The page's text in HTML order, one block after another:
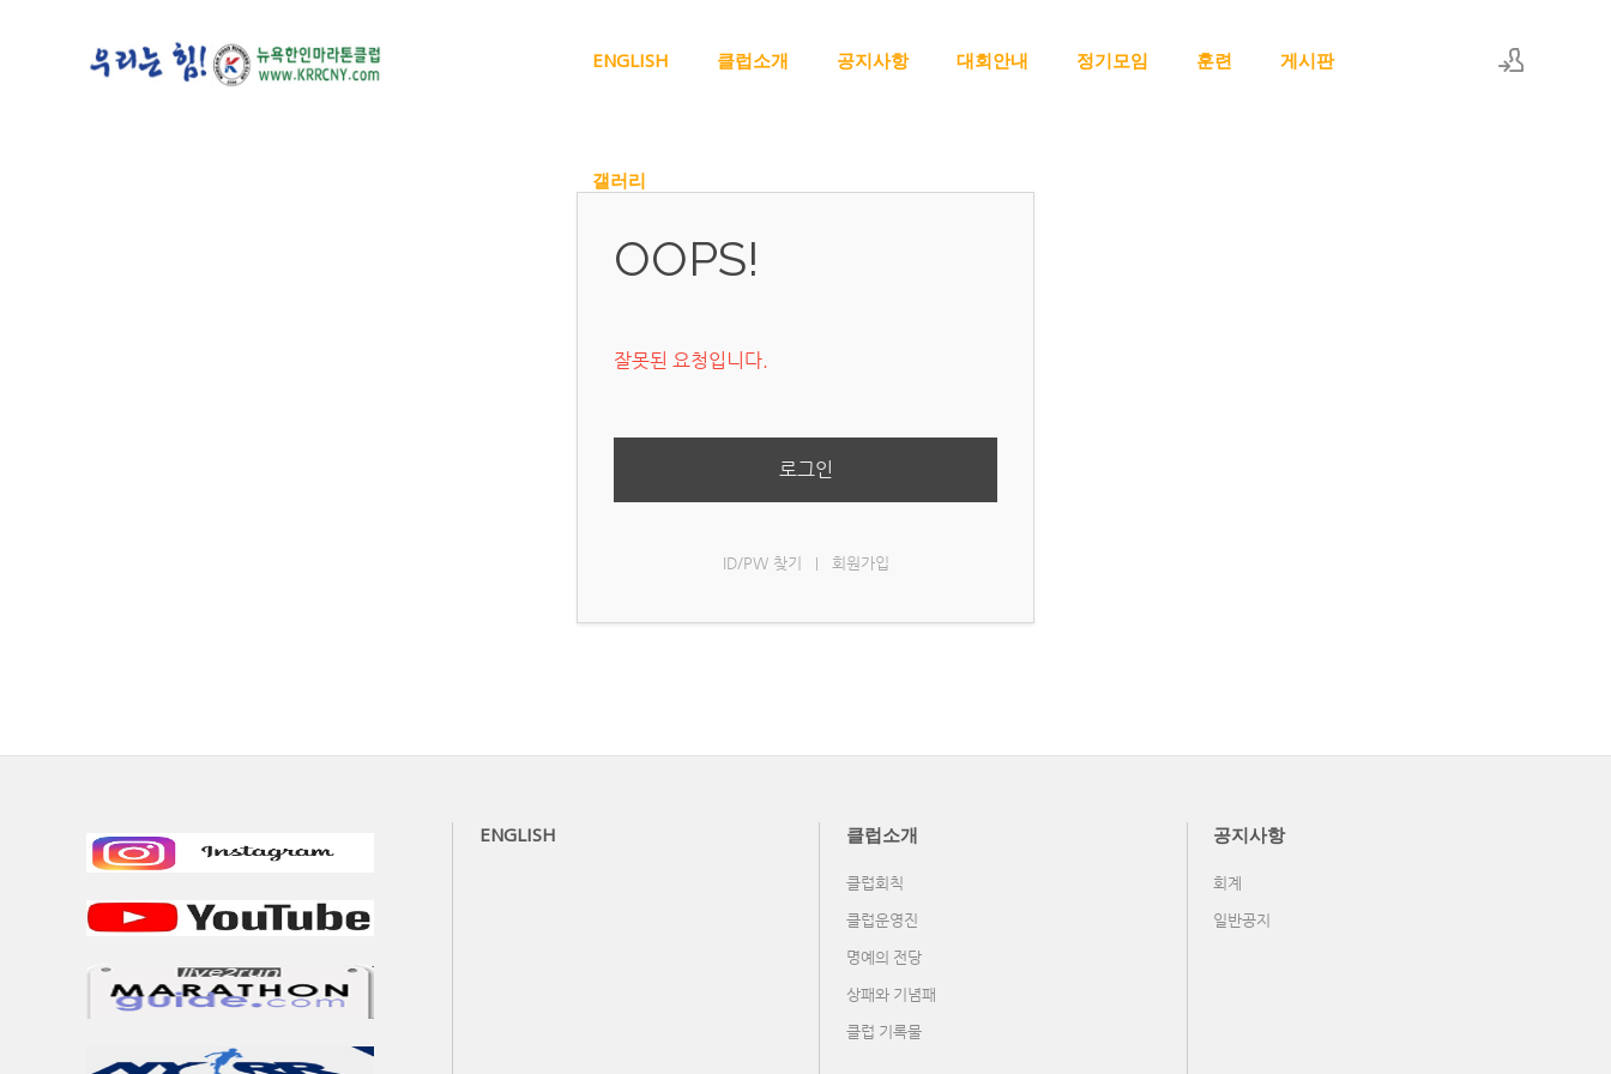
ENGLISH 클럽소개 공지사항 대회안내 정기모임 훈련 게시판
갤러리
OOPS!
잘못된 요청입니다.
로그인
ID/PW 찾기 회원가입
ENGLISH 클럽소개
클럽회칙
클럽운영진
명예의 전당
상패와 기념패
클럽 기록물
공지사항
회계
일반공지